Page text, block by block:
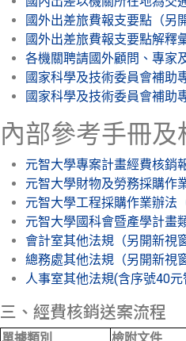
國外出差旅費報支要點（另
國外出差旅費報支要點解釋
各機關聘請國外顧問、專家
國家科學及技術委員會補助
國家科學及技術委員會補助
內部參考手冊及
元智大學專案計畫經費核銷
元智大學財物及勞務採購作
元智大學工程採購作業辦法
元智大學國科會暨產學計畫
會計室其他法規（另開新視窗
總務處其他法規（另開新視窗
人事室其他法規(含序號40
三、經費核銷送案流程